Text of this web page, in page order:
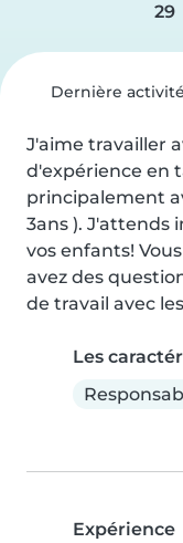
29
Dernière
J'aime travailler
d'expérience en
principalement
3ans ). J'attends
vos enfants!
avez des
de travail avec
Les
Expérience